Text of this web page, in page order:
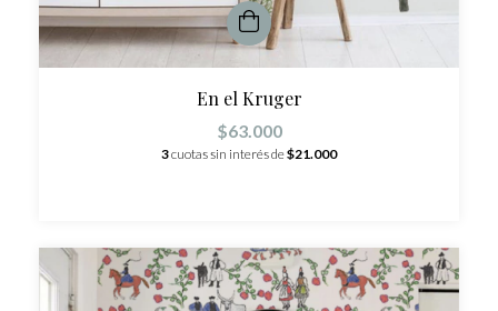
En el Kruger
$63.000
3cuotas sin interés de$21.000